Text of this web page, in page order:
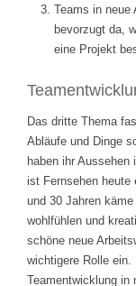
Teams in neue
bevorzugt da,
eine Projekt
Das dritte Thema
Abläufe und Dinge
haben ihr
ist Fernsehen heute
und 30 Jahren
wohlfühlen und
schöne neue
wichtigere Rolle ein.
Teamentwicklung in